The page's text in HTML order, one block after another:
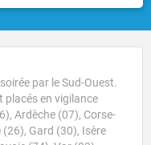
par le Sud-Ouest.
placés en vigilance
Ardèche (07), Corse-
Gard (30), Isère